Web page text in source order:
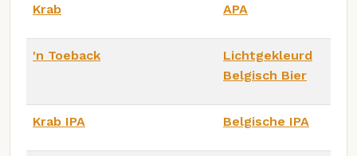
Krab APA
'n Toeback
Lichtgekleurd
Belgisch Bier
Krab IPA Belgische IPA